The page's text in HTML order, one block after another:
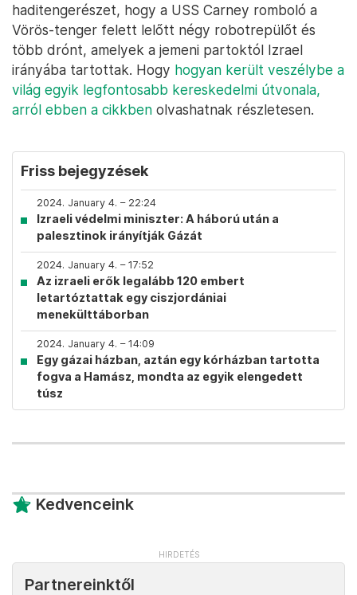
haditengerészet, hogy a USS Carney romboló a
Vörös-tenger felett lelőtt négy robotrepülőt és
több drónt, amelyek a jemeni partoktól Izrael
irányába tartottak. Hogy hogyan került veszélybe a
világ egyik legfontosabb kereskedelmi útvonala,
arról ebben a cikkben olvashatnak részletesen.
Friss bejegyzések
2024. January 4. – 22:24
Izraeli védelmi miniszter: A háború után a
palesztinok irányítják Gázát
2024. January 4. – 17:52
Az izraeli erők legalább 120 embert
letartóztattak egy ciszjordániai
menekülttáborban
2024. January 4. – 14:09
Egy gázai házban, aztán egy kórházban tartotta
fogva a Hamász, mondta az egyik elengedett
túsz
Kedvenceink
Partnereinktől